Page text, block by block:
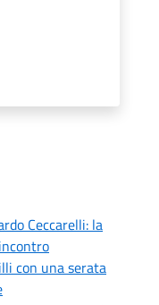
Ceccarelli: la
con una serata